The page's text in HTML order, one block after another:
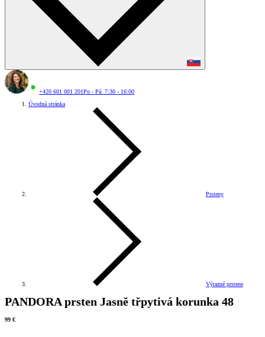
+420 601 001 201Po - Pá: 7:30 - 16:00
Úvodná stránka
Prsteny
Výrazné prstene
PANDORA prsten Jasně třpytivá korunka 48
99 €